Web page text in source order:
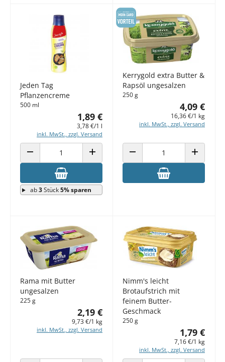
Jeden Tag
Pflanzencreme
500 ml
1,89 €
3,78 €/1 l
inkl. MwSt., zzgl. Versand
ANZAHL VERRINGERN ANZAHL ERHÖHEN
ab3Stück5% sparen
Kerrygold extra Butter &
Rapsöl ungesalzen
250 g
4,09 €
16,36 €/1 kg
inkl. MwSt., zzgl. Versand
ANZAHL VERRINGERN ANZAHL
Rama mit Butter
ungesalzen
225 g
2,19 €
9,73 €/1 kg
inkl. MwSt., zzgl. Versand
Nimm's leicht
Brotaufstrich mit
feinem Butter-
Geschmack
250 g
1,79 €
7,16 €/1 kg
inkl. MwSt., zzgl. Versand